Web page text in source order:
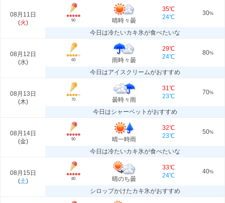
08月11日
(火) 90 晴時々曇
35℃
24℃
30%
今日は冷たいカキ氷が食べたいな
08月12日
(水) 60 雨時々曇
29℃
24℃
80%
今日はアイスクリームがおすすめ
08月13日
(木) 70 曇時々雨
31℃
23℃
70%
今日はシャーベットがおすすめ
08月14日
(金) 90 晴一時雨
32℃
23℃
50%
今日は冷たいカキ氷が食べたいな
08月15日
(土) 80 晴のち曇
33℃
24℃
40%
シロップかけたカキ氷がおすすめ